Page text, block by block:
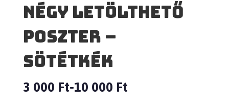
Négy letölthető
poszter –
sötétkék
3 000 Ft 10 000 Ft